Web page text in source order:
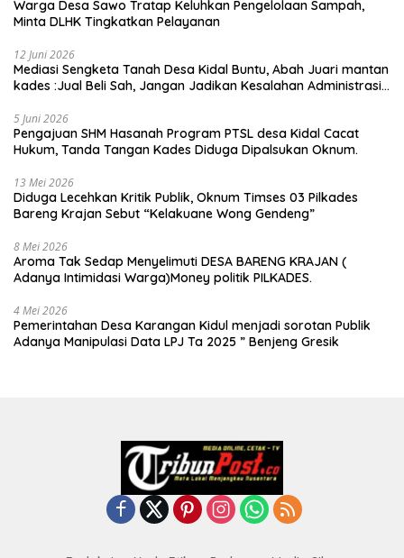
Warga Desa Sawo Tratap Keluhkan Pengelolaan Sampah,
Minta DLHK Tingkatkan Pelayanan
12 Juni 2026
Mediasi Sengketa Tanah Desa Kidal Buntu, Abah Juari mantan
kades :Jual Beli Sah, Jangan Jadikan Kesalahan Administrasi
5 Juni 2026
Pengajuan SHM Hasanah Program PTSL desa Kidal Cacat
Hukum, Tanda Tangan Kades Diduga Dipalsukan Oknum.
13 Mei 2026
Diduga Lecehkan Kritik Publik, Oknum Timses 03 Pilkades
Bareng Krajan Sebut “Kelakuane Wong Gendeng”
8 Mei 2026
Aroma Tak Sedap Menyelimuti DESA BARENG KRAJAN (
Adanya Intimidasi Warga)Money politik PILKADES.
4 Mei 2026
Pemerintahan Desa Karangan Kidul menjadi sorotan Publik
Adanya Manipulasi Data LPJ Ta 2025 ” Benjeng Gresik